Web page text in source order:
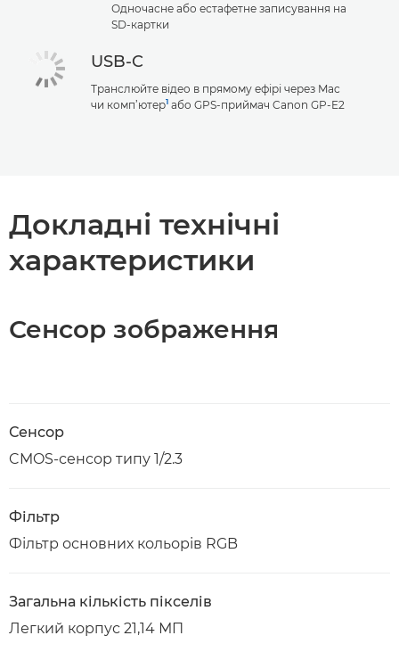
Одночасне або естафетне записування на
SD-картки
USB-C
Транслюйте відео в прямому ефірі через Mac
чи комп’ютер1 або GPS-приймач Canon GP-E2
Докладні технічні
характеристики
Сенсор зображення
Сенсор
CMOS-сенсор типу 1/2.3
Фільтр
Фільтр основних кольорів RGB
Загальна кількість пікселів
Легкий корпус 21,14 МП